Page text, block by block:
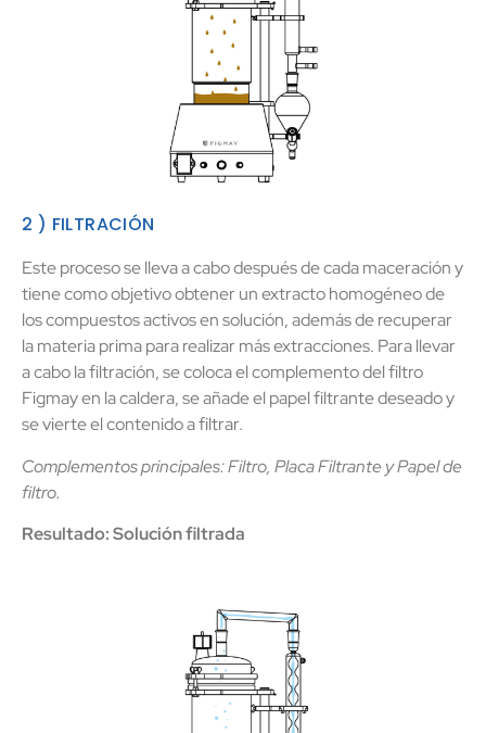
2 ) FILTRACIÓN
Este proceso se lleva a cabo después de cada maceración y
tiene como objetivo obtener un extracto homogéneo de
los compuestos activos en solución, además de recuperar
la materia prima para realizar más extracciones. Para llevar
a cabo la filtración, se coloca el complemento del filtro
Figmay en la caldera, se añade el papel filtrante deseado y
se vierte el contenido a filtrar.
Complementos principales: Filtro, Placa Filtrante y Papel de
filtro.
Resultado: Solución filtrada